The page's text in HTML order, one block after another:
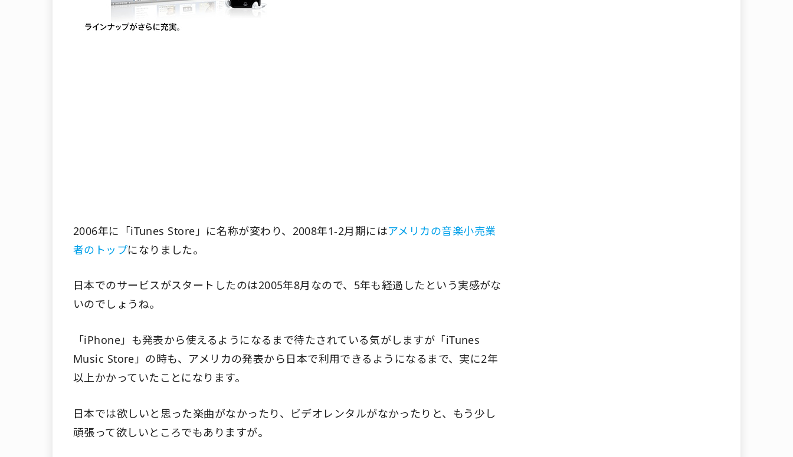
2006年に「iTunes Store」に名称が変わり、2008年1-2月期にはアメリカの音楽小売業
者のトップになりました。
日本でのサービスがスタートしたのは2005年8月なので、5年も経過したという実感がな
いのでしょうね。
「iPhone」も発表から使えるようになるまで待たされている気がしますが「iTunes
Music Store」の時も、アメリカの発表から日本で利用できるようになるまで、実に2年
以上かかっていたことになります。
日本では欲しいと思った楽曲がなかったり、ビデオレンタルがなかったりと、もう少し
頑張って欲しいところでもありますが。